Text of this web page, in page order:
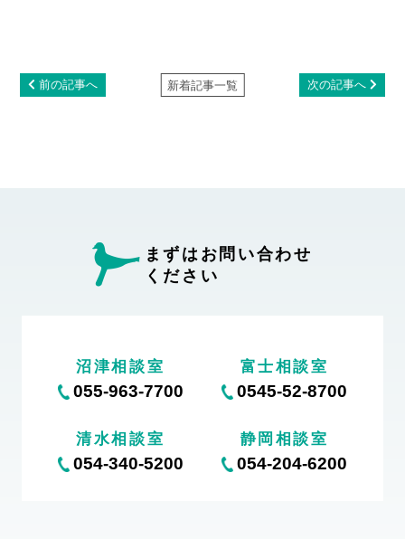
前の記事へ 次の記事へ
新着記事一覧
まずはお問い合わせ
ください
沼津相談室
055-963-7700
富士相談室
0545-52-8700
清水相談室
054-340-5200
静岡相談室
054-204-6200